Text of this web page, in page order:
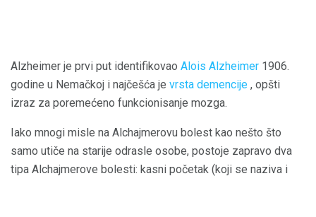
Alzheimer je prvi put identifikovao Alois Alzheimer 1906.
godine u Nemačkoj i najčešća je vrsta demencije , opšti
izraz za poremećeno funkcionisanje mozga.
Iako mnogi misle na Alchajmerovu bolest kao nešto što
samo utiče na starije odrasle osobe, postoje zapravo dva
tipa Alchajmerove bolesti: kasni početak (koji se naziva i